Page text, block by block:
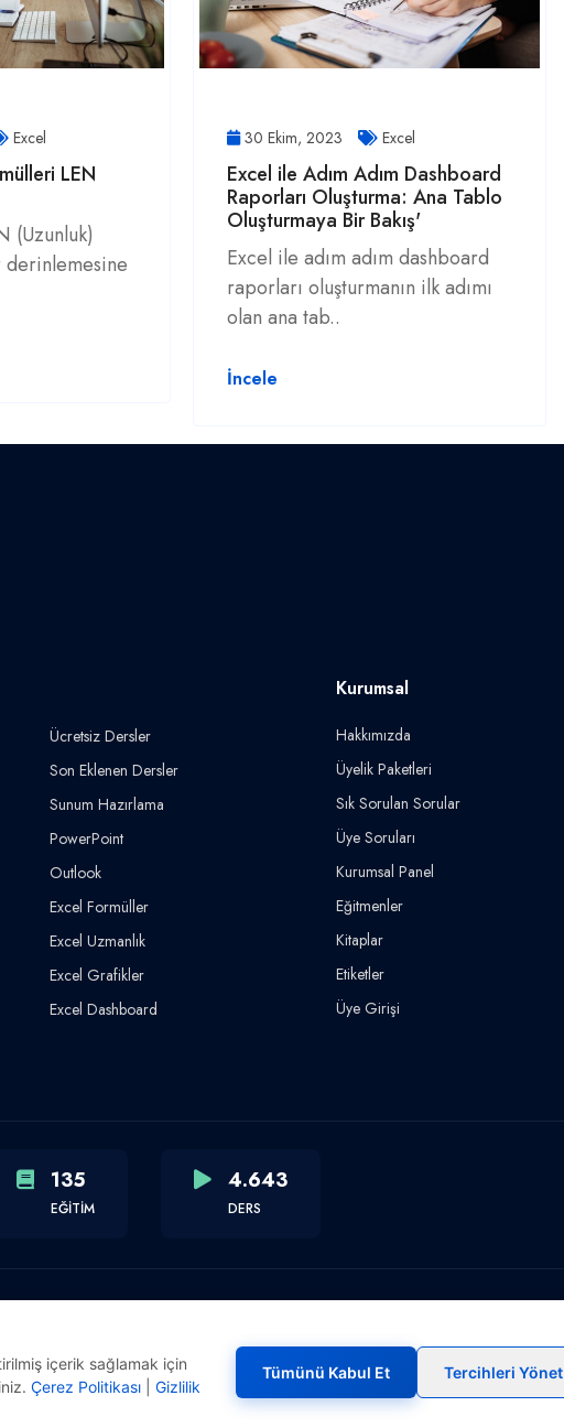
Excel
LEN
(Uzunluk)
30 Ekim, 2023 Excel
Excel ile Adım Adım Dashboard
Raporları Oluşturma: Ana Tablo
Oluşturmaya Bir Bakış'
Excel ile adım adım dashboard
raporları oluşturmanın ilk adımı
olan ana tab..
İncele
Ücretsiz Dersler
Son Eklenen Dersler
Sunum Hazırlama
PowerPoint
Outlook
Excel Formüller
Excel Uzmanlık
Excel Grafikler
Excel Dashboard
Kurumsal
Hakkımızda
Üyelik Paketleri
Sık Sorulan Sorular
Üye Soruları
Kurumsal Panel
Eğitmenler
Kitaplar
Etiketler
Üye Girişi
135
EĞİTİM
4.643
DERS
içerik sağlamak için
Çerez Politikası
Gizlilik
Tümünü Kabul Et Tercihleri Yönet